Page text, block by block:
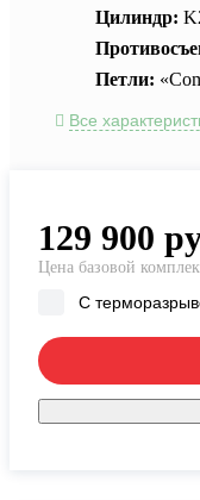
Цилиндр:
Петли:
Все
129 900
Цена базовой
С